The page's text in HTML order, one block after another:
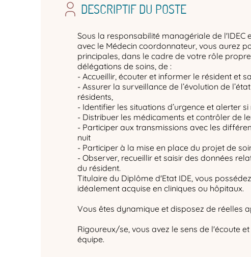
DESCRIPTIF DU POSTE
Sous la responsabilité managériale de l'IDEC
avec le Médecin coordonnateur, vous aurez
principales, dans le cadre de votre rôle
délégations de soins, de :
- Accueillir, écouter et informer le résident et
- Assurer la surveillance de l’évolution de
résidents,
- Identifier les situations d’urgence et alerter
- Distribuer les médicaments et contrôler de
- Participer aux transmissions avec les
nuit
- Participer à la mise en place du projet de
- Observer, recueillir et saisir des données
du résident.
Titulaire du Diplôme d'Etat IDE, vous
idéalement acquise en cliniques ou hôpitaux.
Vous êtes dynamique et disposez de réelles
Rigoureux/se, vous avez le sens de l'écoute
équipe.